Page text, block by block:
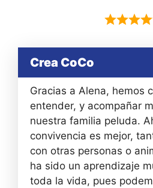
Crea CoCo
Gracias a Alena, hemos
entender, y acompañar
nuestra familia peluda.
convivencia es mejor,
con otras personas o
ha sido un aprendizaje
toda la vida, pues